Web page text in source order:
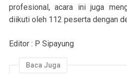
profesional, acara ini juga
diikuti oleh 112 peserta dengan
Editor : P Sipayung
Baca Juga